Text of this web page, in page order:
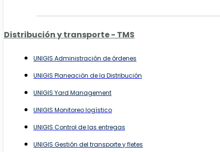
Distribución y transporte - TMS
UNIGIS Administración de órdenes
UNIGIS Planeación de la Distribución
UNIGIS Yard Management
UNIGIS Monitoreo logístico
UNIGIS Control de las entregas
UNIGIS Gestión del transporte y fletes